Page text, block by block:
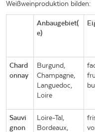
Weißweinproduktion bilden:
Anbaugebiet(
e)
Chard
onnay
Burgund,
Champagne,
Languedoc,
Loire
Sauvi
gnon
Loire-Tal,
Bordeaux,